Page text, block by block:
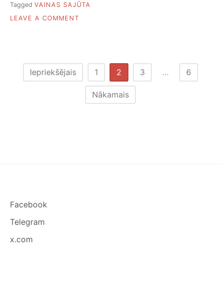
Tagged VAINAS SAJŪTA
LEAVE A COMMENT
ZiņuIepriekšējais 1 2 3 … 6
Nākamais
Facebook
Telegram
x.com